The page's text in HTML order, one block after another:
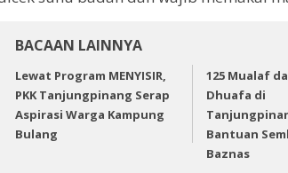
BACAAN LAINNYA
Lewat Program MENYISIR,
PKK Tanjungpinang Serap
Aspirasi Warga Kampung
Bulang
125 Mualaf
Dhuafa di
Bantuan
Baznas